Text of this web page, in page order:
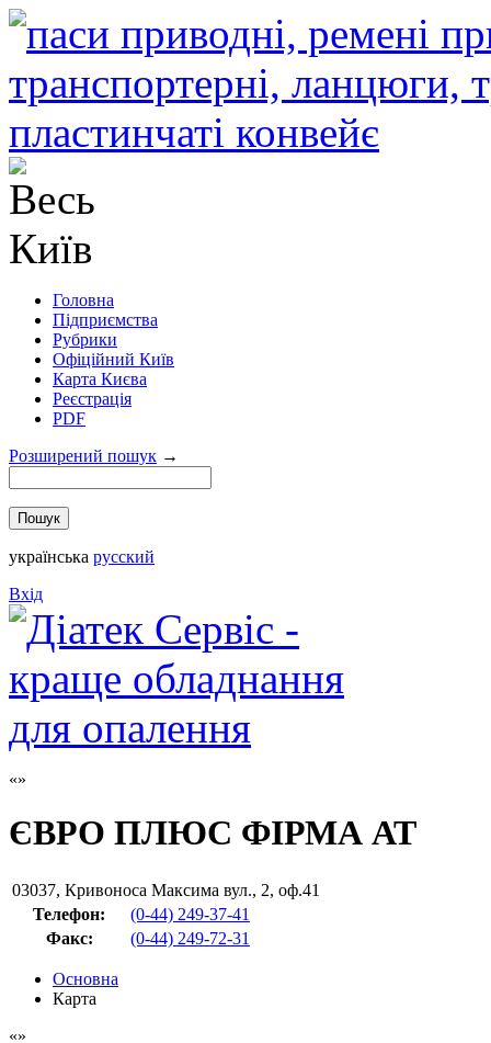
Головна
Підприємства
Рубрики
Офіційний Київ
Карта Києва
Реєстрація
PDF
Розширений пошук →
українська русский
Вхід
ЄВРО ПЛЮС ФІРМА АТ
03037, Кривоноса Максима вул., 2, оф.41
Телефон:
(0-44) 249-37-41
Факс: (0-44) 249-72-31
Основна
Карта